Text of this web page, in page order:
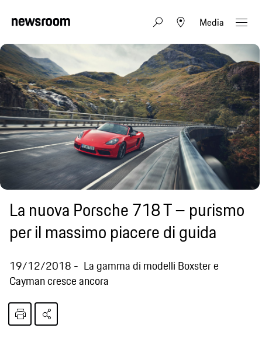
Media
La nuova Porsche 718 T – purismo
per il massimo piacere di guida
19/12/2018
La gamma di modelli Boxster e
Cayman cresce ancora